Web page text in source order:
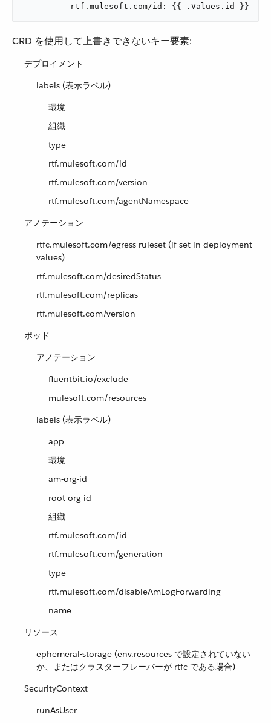
          rtf.mulesoft.com/id: {{ .Values.id }}
CRD を使用して上書きできないキー要素:
デプロイメント
labels (表示ラベル)
環境
組織
type
rtf.mulesoft.com/id
rtf.mulesoft.com/version
rtf.mulesoft.com/agentNamespace
アノテーション
rtfc.mulesoft.com/egress-ruleset (if set in deployment
values)
rtf.mulesoft.com/desiredStatus
rtf.mulesoft.com/replicas
rtf.mulesoft.com/version
ポッド
アノテーション
fluentbit.io/exclude
mulesoft.com/resources
labels (表示ラベル)
app
環境
am-org-id
root-org-id
組織
rtf.mulesoft.com/id
rtf.mulesoft.com/generation
type
rtf.mulesoft.com/disableAmLogForwarding
name
リソース
ephemeral-storage (env.resources で設定されていない
か、またはクラスターフレーバーが rtfc である場合)
SecurityContext
runAsUser